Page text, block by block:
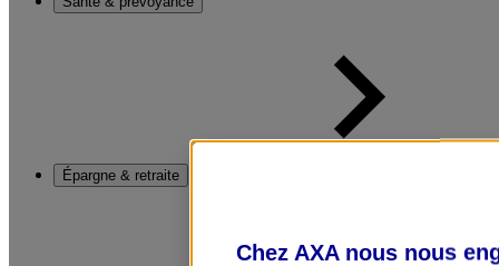
Épargne & retraite
Chez AXA nous nous